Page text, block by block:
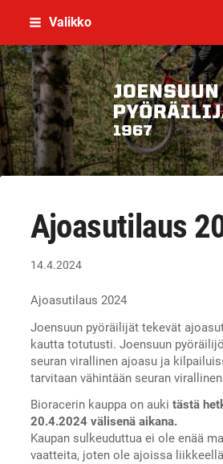
Siirry
sisältöön
Valikko
Ajoasutilaus
14.4.2024
Ajoasutilaus 2024
Joensuun pyöräilijät tekevät
kautta totutusti. Joensuun
seuran virallinen ajoasu ja
tarvitaan vähintään seuran
Bioracerin kauppa on auki tästä
20.4.2024 välisenä aikana.
Kaupan sulkeuduttua ei ole enää
vaatteita, joten ole ajoissa